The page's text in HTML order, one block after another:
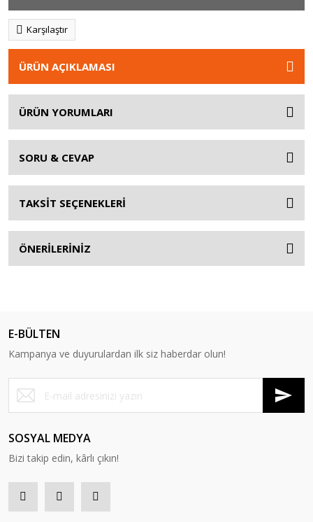
Karşılaştır
ÜRÜN AÇIKLAMASI
ÜRÜN YORUMLARI
SORU & CEVAP
TAKSİT SEÇENEKLERİ
ÖNERİLERİNİZ
E-BÜLTEN
Kampanya ve duyurulardan ilk siz haberdar olun!
SOSYAL MEDYA
Bizi takip edin, kârlı çıkın!